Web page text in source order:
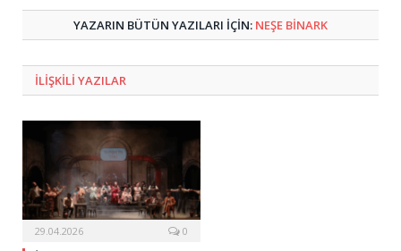
YAZARIN BÜTÜN YAZILARI IÇIN: NEŞE BINARK
ILIŞKILI YAZILAR
29.04.2026 0